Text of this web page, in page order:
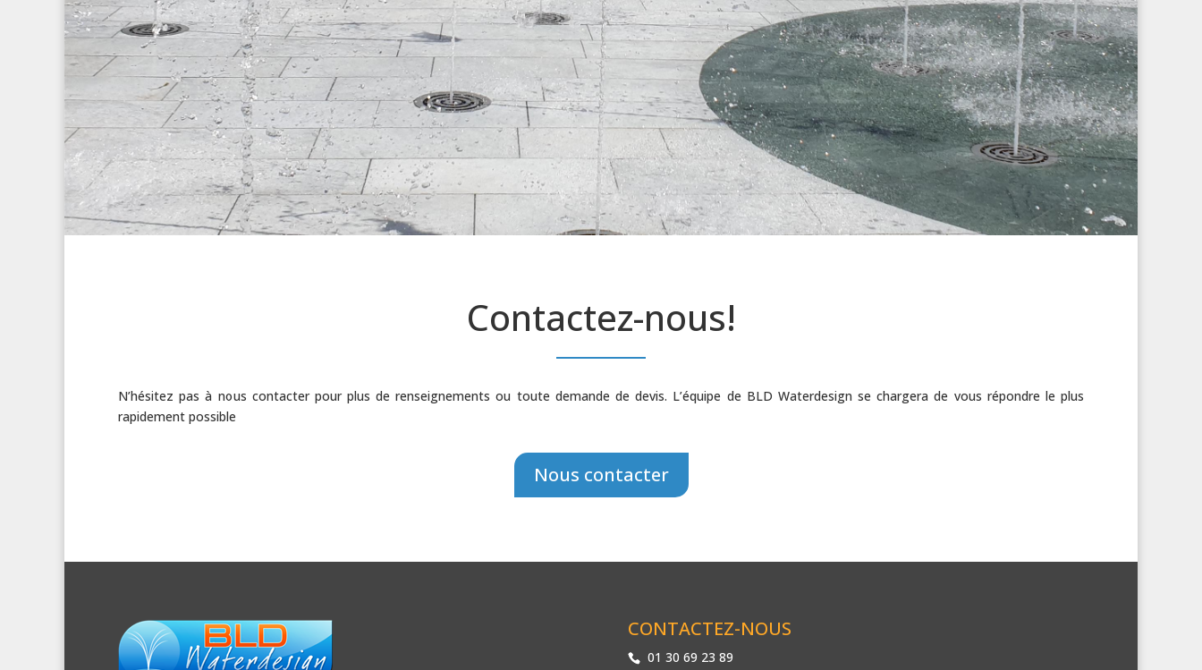
Contactez-nous!
N’hésitez pas à nous contacter pour plus de renseignements ou toute demande de devis. L’équipe de BLD Waterdesign se chargera de vous répondre le plus
rapidement possible
Nous contacter
CONTACTEZ-NOUS
01 30 69 23 89